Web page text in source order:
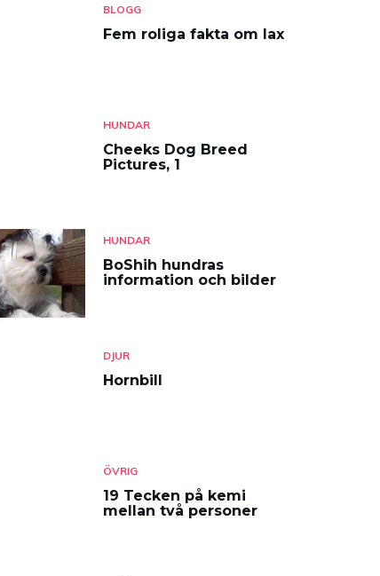
BLOGG
Fem roliga fakta om lax
HUNDAR
Cheeks Dog Breed
Pictures, 1
HUNDAR
BoShih hundras
information och bilder
DJUR
Hornbill
ÖVRIG
19 Tecken på kemi
mellan två personer